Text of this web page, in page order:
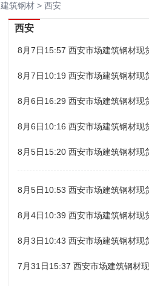
1925
-55 (-2.78%)
SMM中国螺纹钢价格指数
3034
建筑钢材 > 西安
西安
8月7日15:57 西安市场建筑钢材现
8月7日10:19 西安市场建筑钢材现
8月6日16:29 西安市场建筑钢材现
8月6日10:16 西安市场建筑钢材现
8月5日15:20 西安市场建筑钢材现
8月5日10:53 西安市场建筑钢材现
8月4日10:39 西安市场建筑钢材现
8月3日10:43 西安市场建筑钢材现
7月31日15:37 西安市场建筑钢材